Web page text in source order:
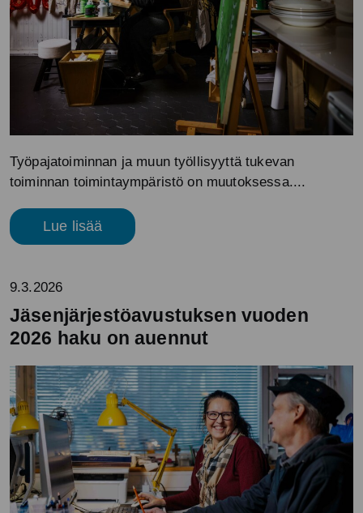
Työpajatoiminnan ja muun työllisyyttä tukevan
toiminnan toimintaympäristö on muutoksessa....
Lue lisää
9.3.2026
Jäsenjärjestöavustuksen vuoden
2026 haku on auennut